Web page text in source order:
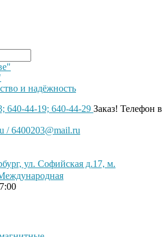
и надёжность
640-44-19; 640-44-29 Заказ! Телефон в
/ 6400203@mail.ru
ул. Софийская д.17, м.